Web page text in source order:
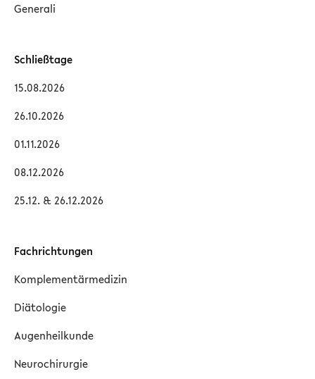
Generali
Schließtage
15.08.2026
26.10.2026
01.11.2026
08.12.2026
25.12. & 26.12.2026
Fachrichtungen
Komplementärmedizin
Diätologie
Augenheilkunde
Neurochirurgie